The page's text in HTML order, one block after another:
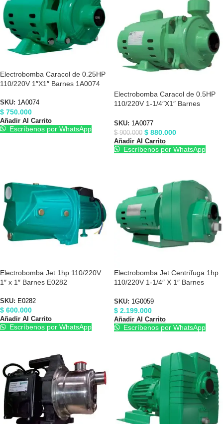
Electrobomba Caracol de 0.25HP
110/220V 1″X1″ Barnes 1A0074
SKU: 1A0074
$ 750.000
Añadir Al Carrito
Escríbenos por WhatsApp
Electrobomba Caracol de 0.5HP
110/220V 1-1/4″X1″ Barnes
SKU: 1A0077
$900.000 $ 880.000
Añadir Al Carrito
Escríbenos por WhatsApp
Electrobomba Jet 1hp 110/220V
1″ x 1″ Barnes E0282
SKU: E0282
$ 600.000
Añadir Al Carrito
Escríbenos por WhatsApp
Electrobomba Jet Centrífuga 1hp
110/220V 1-1/4″ X 1″ Barnes
SKU: 1G0059
$ 2.199.000
Añadir Al Carrito
Escríbenos por WhatsApp